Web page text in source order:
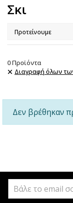
Σκι
0Προϊόντα
Διαγραφή όλων
Δεν βρέθηκαν